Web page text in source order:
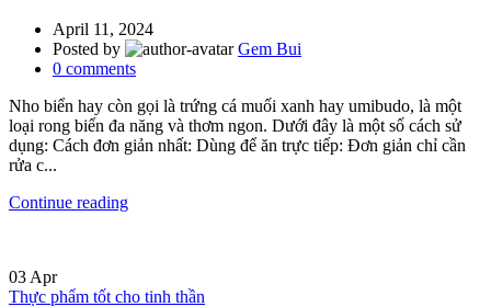
April 11, 2024
Posted by
Gem Bui
0 comments
Nho biển hay còn gọi là trứng cá muối xanh hay umibudo, là một
loại rong biển đa năng và thơm ngon. Dưới đây là một số cách sử
dụng: Cách đơn giản nhất: Dùng để ăn trực tiếp: Đơn giản chỉ cần
rửa c...
Continue reading
03 Apr
Thực phẩm tốt cho tinh thần